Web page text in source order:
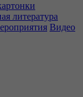
литература
Видео